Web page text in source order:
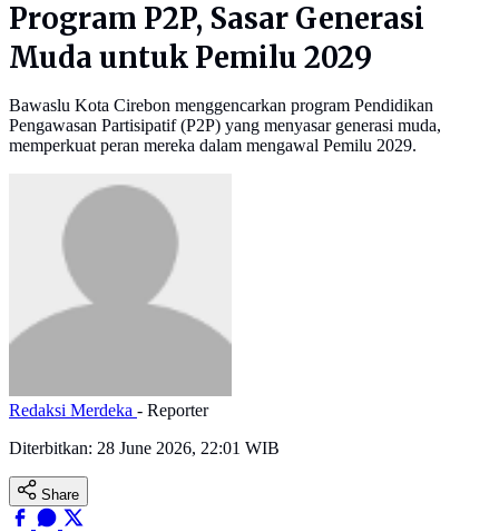
Program P2P, Sasar Generasi
Muda untuk Pemilu 2029
Bawaslu Kota Cirebon menggencarkan program Pendidikan
Pengawasan Partisipatif (P2P) yang menyasar generasi muda,
memperkuat peran mereka dalam mengawal Pemilu 2029.
Redaksi Merdeka - Reporter
Diterbitkan: 28 June 2026, 22:01 WIB
Share